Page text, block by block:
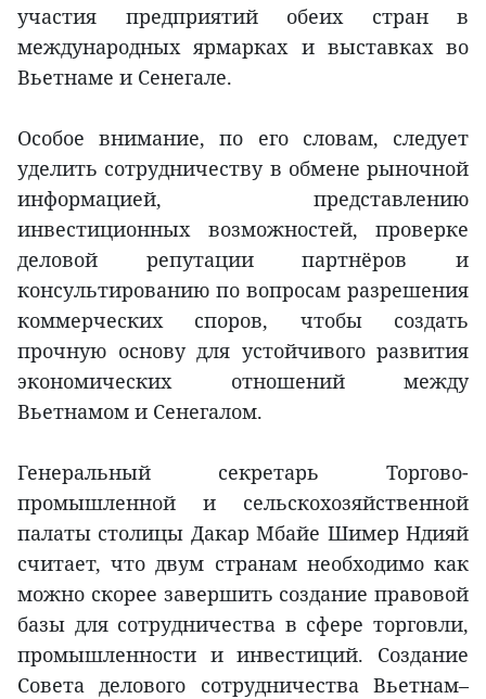
участия предприятий обеих стран в
международных ярмарках и выставках во
Вьетнаме и Сенегале.
Особое внимание, по его словам, следует
уделить сотрудничеству в обмене рыночной
информацией, представлению
инвестиционных возможностей, проверке
деловой репутации партнёров и
консультированию по вопросам разрешения
коммерческих споров, чтобы создать
прочную основу для устойчивого развития
экономических отношений между
Вьетнамом и Сенегалом.
Генеральный секретарь Торгово-
промышленной и сельскохозяйственной
палаты столицы Дакар Мбайе Шимер Ндияй
считает, что двум странам необходимо как
можно скорее завершить создание правовой
базы для сотрудничества в сфере торговли,
промышленности и инвестиций. Создание
Совета делового сотрудничества Вьетнам–